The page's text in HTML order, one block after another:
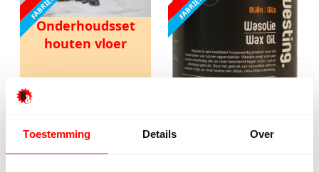
Toestemming Details Over
Onderhoudsset
houten vloer
1 liter Grijs